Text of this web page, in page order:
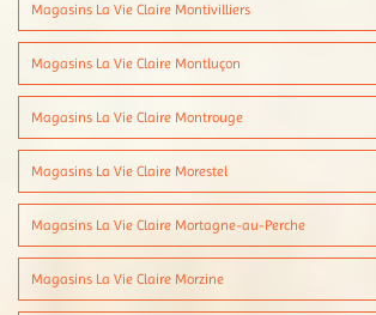
Magasins La Vie Claire Montivilliers
Magasins La Vie Claire Montluçon
Magasins La Vie Claire Montrouge
Magasins La Vie Claire Morestel
Magasins La Vie Claire Mortagne-au-Perche
Magasins La Vie Claire Morzine